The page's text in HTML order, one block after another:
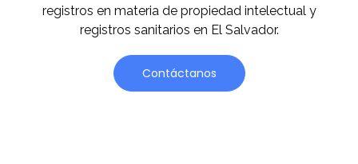
registros en materia de propiedad intelectual y
registros sanitarios en El Salvador.
Contáctanos